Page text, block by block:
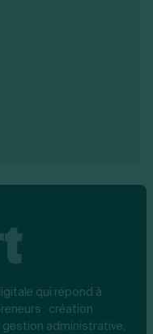
qui répond à
: création
gestion administrative,